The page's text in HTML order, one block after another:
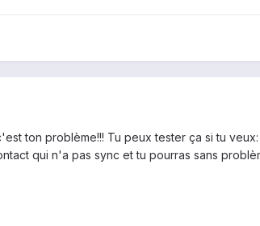
ton problème!!! Tu peux tester ça si tu
qui n'a pas sync et tu pourras sans